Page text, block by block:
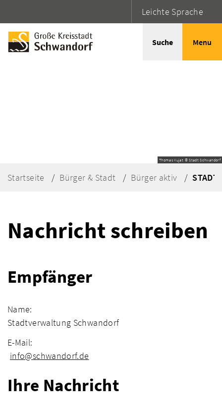
Leichte Sprache
Suche Menu
Thomas Kujat © Stadt Schwandorf
Startseite Bürger & Stadt Bürger aktiv
Nachricht schreiben
Empfänger
Name:
Stadtverwaltung Schwandorf
E-Mail:
info@schwandorf.de
Ihre Nachricht